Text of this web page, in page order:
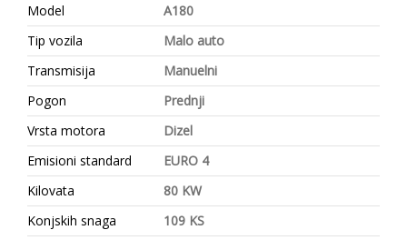
Model
A180
Tip vozila
Malo auto
Transmisija
Manuelni
Pogon
Prednji
Vrsta motora
Dizel
Emisioni standard
EURO 4
Kilovata
80 KW
Konjskih snaga
109 KS